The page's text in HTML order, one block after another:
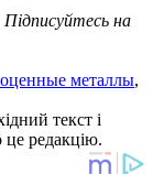
Підписуйтесь на
металлы,
текст і
редакцію.